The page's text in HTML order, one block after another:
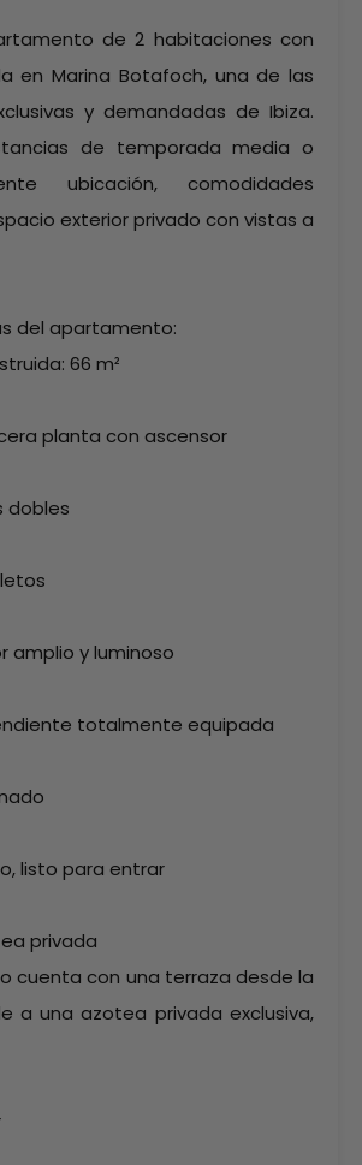
de 2 habitaciones con
en Marina Botafoch, una de las
y demandadas de Ibiza.
de temporada media o
ubicación, comodidades
exterior privado con vistas a
del apartamento:
66 m²
planta con ascensor
dobles
amplio y luminoso
totalmente equipada
listo para entrar
privada
cuenta con una terraza desde la
a una azotea privada exclusiva,